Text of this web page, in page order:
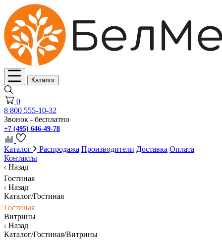
Каталог
0
8 800 555-10-32
Звонок - бесплатно
+7 (495) 646-49-78
Каталог Распродажа Производители Доставка Оплата
Контакты
Назад
Гостиная
Назад
Каталог/Гостиная
Гостиная
Витрины
Назад
Каталог/Гостиная/Витрины